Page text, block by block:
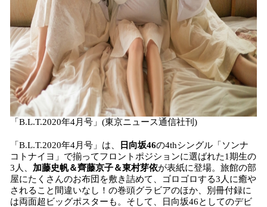
「B.L.T.2020年4月号」(東京ニュース通信社刊)
「B.L.T.2020年4月号」は、 日向坂46の4thシングル「ソンナ
コトナイヨ」で揃ってフロントポジションに選ばれた1期生の
3人、 加藤史帆＆齊藤京子＆東村芽依が表紙に登場。旅館の部
屋にたくさんのお布団を敷き詰めて、ゴロゴロする3人に癒や
されること間違いなし！の巻頭グラビアのほか、別冊付録に
は両面超ビッグポスターも。そして、日向坂46としてのデビ